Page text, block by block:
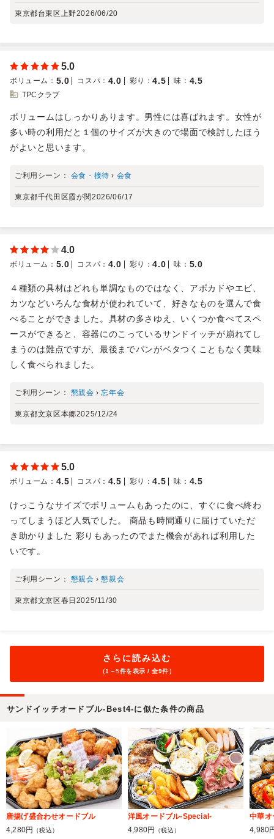
東京都台東区上野2026/06/20
5.0
ボリューム ： 5.0 コスパ ： 4.0 彩り ：4.5 味 ： 4.5
TPCクラブ
ボリュームはしっかりあります。男性には喜ばれます。女性が
多い時の利用だと１個のサイズが大きので場面で検討したほう
がよいと思います。
ご利用シーン： 会食・接待 › 会食
東京都千代田区霞が関2026/06/17
4.0
ボリューム ： 5.0 コスパ ： 4.0 彩り ：4.0 味 ： 5.0
４種類の具材はどれも単調なものではなく、アボカドやエビ、
カツなどいろんな食材が使われていて、好きなものを選んで食
べることができました。具材の多さゆえ、いくつか食べてスペ
ースができると、容器にのこっているサンドイッチが崩れてし
まうのは難点ですが、最後までパンがベタつくこともなく美味
しく食べられました。
ご利用シーン： 懇親会 ›忘年会
東京都文京区本郷2025/12/24
5.0
ボリューム ： 4.5 コスパ ： 4.5 彩り ：4.5 味 ： 4.5
けっこうなサイズでボリュームもあったのに、すぐに食べ終わ
ってしまうほど人気でした。 商品も時間通りに届けていただ
き助かりました 彩りもあったのでまた機会があれば利用した
いです。
ご利用シーン： 懇親会 ›懇親会
東京都文京区春日 2025/11/30
さらに読み込む
（1～5件を表示 / 全9件）
サンドイッチオードブル-Best4-に似た条件の商品
唐揚げ盛合わせオードブル
4,280円
（税込）
洋風オードブル-Special-
4,980円
（税込）
中華
4,980